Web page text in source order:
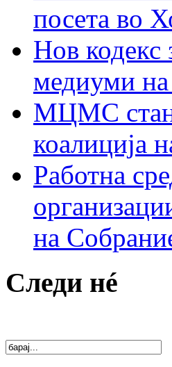
посета во
Нов кодекс
медиуми на
МЦМС
коалиција
Работна
на
Следи нé